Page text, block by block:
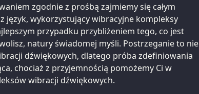
zgodnie z prośbą zajmiemy się całym
język, wykorzystujący wibracyjne kompleksy
przypadku przybliżeniem tego, co jest
natury świadomej myśli. Postrzeganie to nie
dźwiękowych, dlatego próba zdefiniowania
chociaż z przyjemnością pomożemy Ci w
wibracji dźwiękowych.